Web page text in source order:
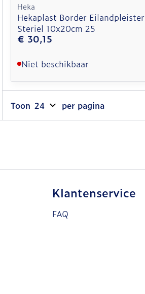
Heka
Hekaplast Border Eilandpleister
Steriel 10x20cm 25
€ 30,15
Niet beschikbaar
Toon per pagina
Klantenservice
FAQ